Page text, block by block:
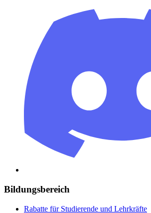
Bildungsbereich
Rabatte für Studierende und Lehrkräfte